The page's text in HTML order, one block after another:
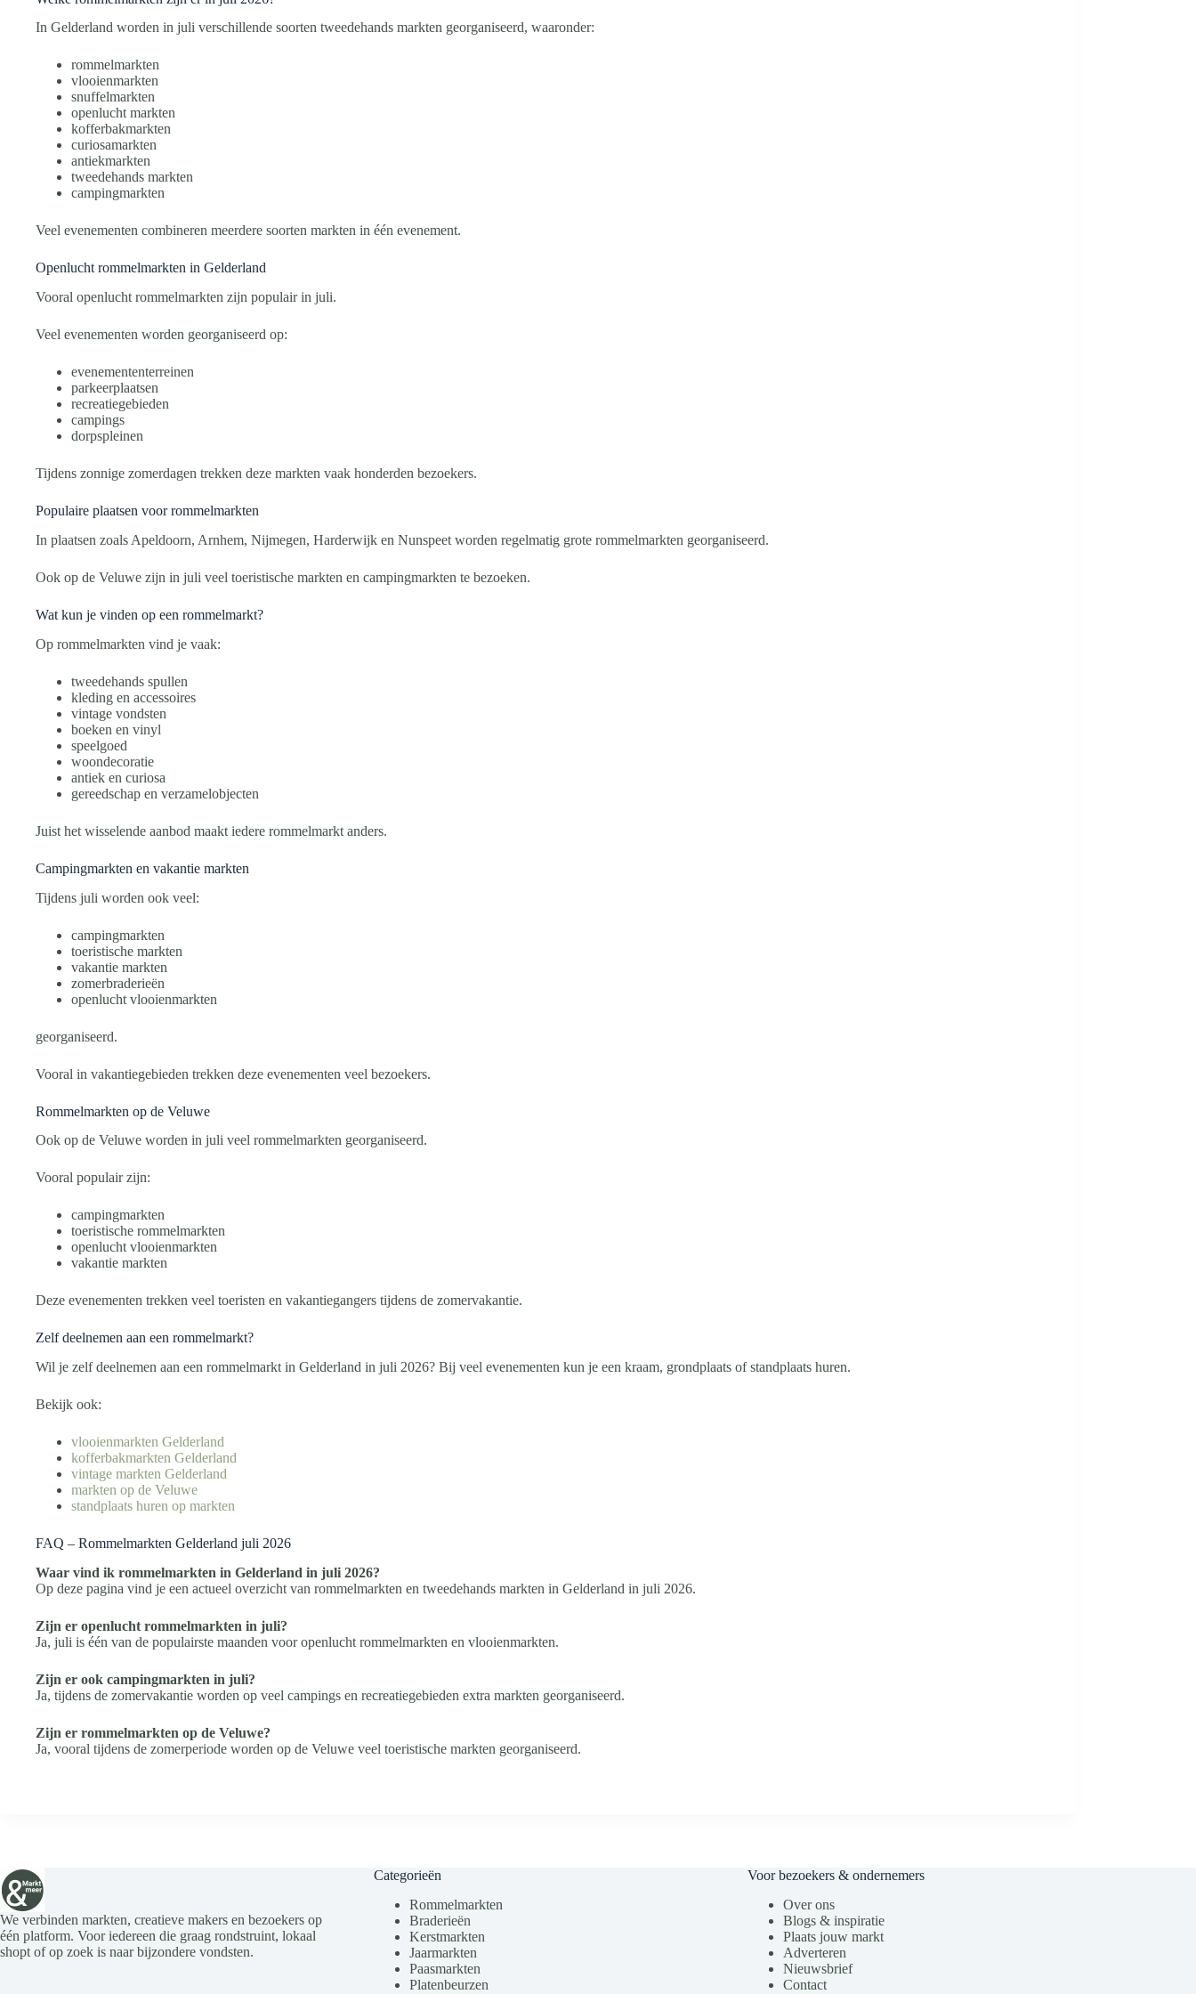
In Gelderland worden in juli verschillende soorten tweedehands markten georganiseerd, waaronder:
rommelmarkten
vlooienmarkten
snuffelmarkten
openlucht markten
kofferbakmarkten
curiosamarkten
antiekmarkten
tweedehands markten
campingmarkten
Veel evenementen combineren meerdere soorten markten in één evenement.
Openlucht rommelmarkten in Gelderland
Vooral openlucht rommelmarkten zijn populair in juli.
Veel evenementen worden georganiseerd op:
evenemententerreinen
parkeerplaatsen
recreatiegebieden
campings
dorpspleinen
Tijdens zonnige zomerdagen trekken deze markten vaak honderden bezoekers.
Populaire plaatsen voor rommelmarkten
In plaatsen zoals Apeldoorn, Arnhem, Nijmegen, Harderwijk en Nunspeet worden regelmatig grote rommelmarkten georganiseerd.
Ook op de Veluwe zijn in juli veel toeristische markten en campingmarkten te bezoeken.
Wat kun je vinden op een rommelmarkt?
Op rommelmarkten vind je vaak:
tweedehands spullen
kleding en accessoires
vintage vondsten
boeken en vinyl
speelgoed
woondecoratie
antiek en curiosa
gereedschap en verzamelobjecten
Juist het wisselende aanbod maakt iedere rommelmarkt anders.
Campingmarkten en vakantie markten
Tijdens juli worden ook veel:
campingmarkten
toeristische markten
vakantie markten
zomerbraderieën
openlucht vlooienmarkten
georganiseerd.
Vooral in vakantiegebieden trekken deze evenementen veel bezoekers.
Rommelmarkten op de Veluwe
Ook op de Veluwe worden in juli veel rommelmarkten georganiseerd.
Vooral populair zijn:
campingmarkten
toeristische rommelmarkten
openlucht vlooienmarkten
vakantie markten
Deze evenementen trekken veel toeristen en vakantiegangers tijdens de zomervakantie.
Zelf deelnemen aan een rommelmarkt?
Wil je zelf deelnemen aan een rommelmarkt in Gelderland in juli 2026? Bij veel evenementen kun je een kraam, grondplaats of standplaats huren.
Bekijk ook:
vlooienmarkten Gelderland
kofferbakmarkten Gelderland
vintage markten Gelderland
markten op de Veluwe
standplaats huren op markten
FAQ – Rommelmarkten Gelderland juli 2026
Waar vind ik rommelmarkten in Gelderland in juli 2026?
Op deze pagina vind je een actueel overzicht van rommelmarkten en tweedehands markten in Gelderland in juli 2026.
Zijn er openlucht rommelmarkten in juli?
Ja, juli is één van de populairste maanden voor openlucht rommelmarkten en vlooienmarkten.
Zijn er ook campingmarkten in juli?
Ja, tijdens de zomervakantie worden op veel campings en recreatiegebieden extra markten georganiseerd.
Zijn er rommelmarkten op de Veluwe?
Ja, vooral tijdens de zomerperiode worden op de Veluwe veel toeristische markten georganiseerd.
We verbinden markten, creatieve makers en bezoekers op
één platform. Voor iedereen die graag rondstruint, lokaal
shopt of op zoek is naar bijzondere vondsten.
Categorieën
Rommelmarkten
Braderieën
Kerstmarkten
Jaarmarkten
Paasmarkten
Platenbeurzen
Voor bezoekers & ondernemers
Over ons
Blogs & inspiratie
Plaats jouw markt
Adverteren
Nieuwsbrief
Contact